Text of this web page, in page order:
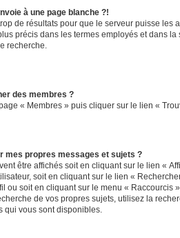
à une page blanche ?!
de résultats pour que le serveur puisse les
précis dans les termes employés et dans
recherche.
des membres ?
« Membres » puis cliquer sur le lien «
mes propres messages et sujets ?
être affichés soit en cliquant sur le lien «
soit en cliquant sur le lien «
ou soit en cliquant sur le menu « Raccourcis
de vos propres sujets, utilisez la
qui vous sont disponibles.